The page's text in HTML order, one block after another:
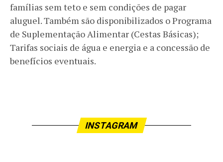
famílias sem teto e sem condições de pagar
aluguel. Também são disponibilizados o Programa
de Suplementação Alimentar (Cestas Básicas);
Tarifas sociais de água e energia e a concessão de
benefícios eventuais.
INSTAGRAM